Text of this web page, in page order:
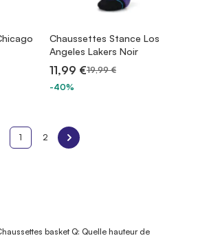
Chaussettes Stance Los
Angeles Lakers Noir
11,99 €19,99 €
-40%
1 2
basket Q: Quelle hauteur de